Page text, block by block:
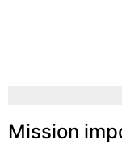
Mission